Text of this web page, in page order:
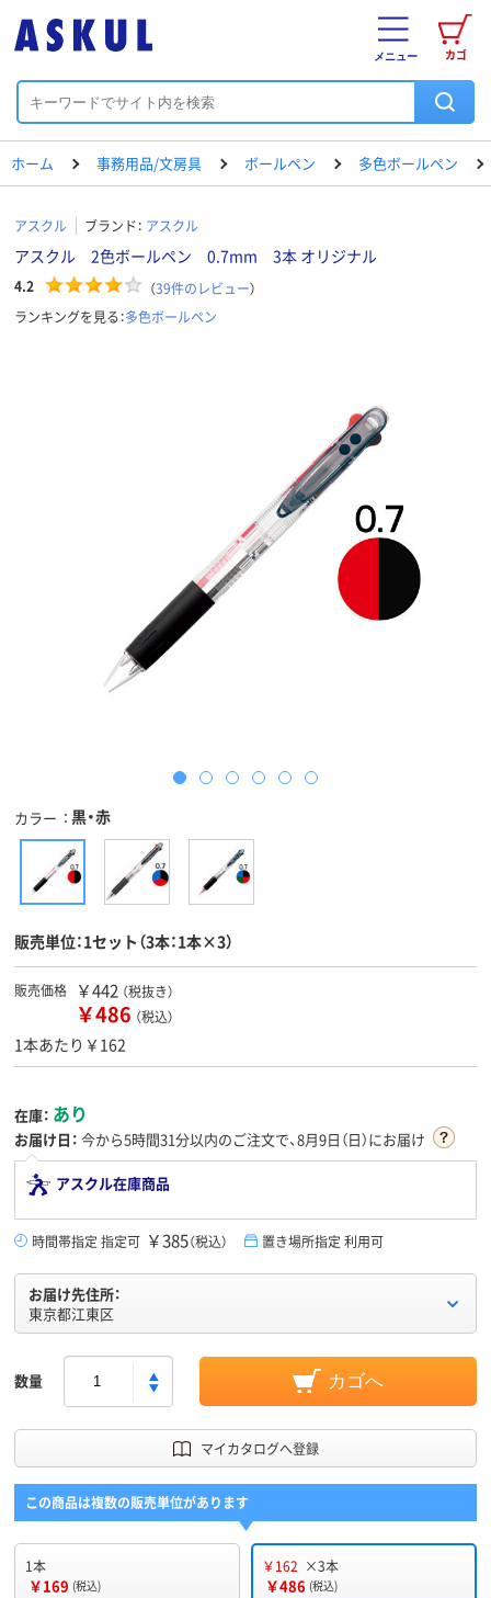
カゴ
メニュー
ホーム 事務用品/文房具 ボールペン 多色ボールペン
アスクル ブランド： アスクル
アスクル 2色ボールペン 0.7mm 3本 オリジナル
4.2 （39件のレビュー）
ランキングを見る：多色ボールペン
カラー 黒・赤
販売単位：1セット（3本：1本×3）
販売価格 ￥442 （税抜き）
￥486 （税込）
1本あたり￥162
在庫： あり
お届け日： 今から5時間31分以内のご注文で、8月9日（日）にお届け
アスクル在庫商品
時間帯指定 指定可 ￥385（税込） 置き場所指定 利用可
お届け先住所：
東京都江東区
数量 カゴへ
マイカタログへ登録
この商品は複数の販売単位があります
1本
￥169 (税込)
￥162 ×3本
￥486 (税込)